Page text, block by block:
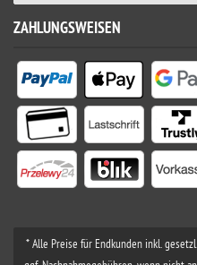
ZAHLUNGSWEISEN
* Alle Preise für Endkunden inkl.